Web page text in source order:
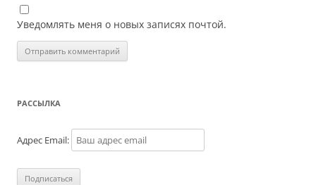
Уведомлять меня о новых записях почтой.
РАССЫЛКА
Адрес Email: